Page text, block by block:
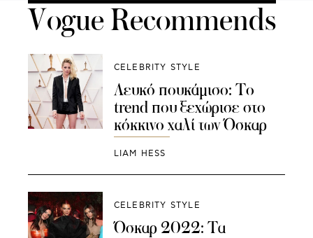
Vogue Recommends
CELEBRITY STYLE
Λευκό πουκάμισο: Το
trend που ξεχώρισε στο
κόκκινο χαλί των Όσκαρ
LIAM HESS
CELEBRITY STYLE
Όσκαρ 2022: Τα